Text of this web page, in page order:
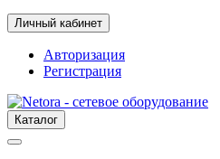
Личный кабинет
Авторизация
Регистрация
Каталог